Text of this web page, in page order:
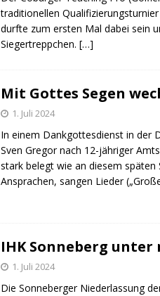
traditionellen
durfte zum ersten Mal dabei sein
Siegertreppchen. […]
Mit Gottes Segen
1. Juli 2024
In einem Dankgottesdienst in der
Sven Gregor nach 12-jähriger
stark belegt wie an diesem
Ansprachen, sangen Lieder
IHK Sonneberg
1. Juli 2024
Die Sonneberger Niederlassung